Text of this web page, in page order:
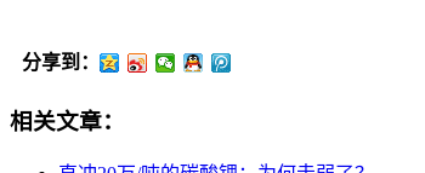
分享到：
相关文章：